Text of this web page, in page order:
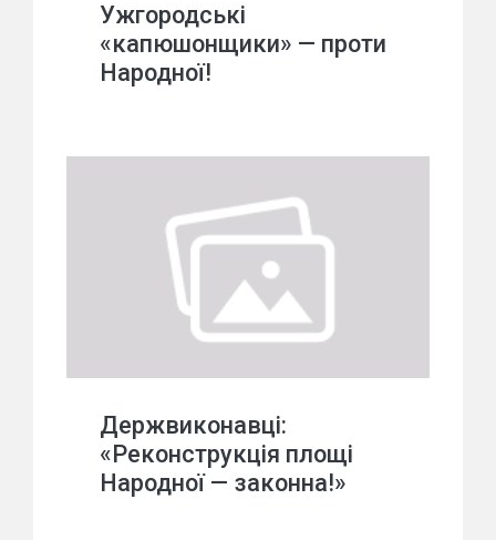
Ужгородські
«капюшонщики» — проти
Народної!
Держвиконавці:
«Реконструкція площі
Народної — законна!»